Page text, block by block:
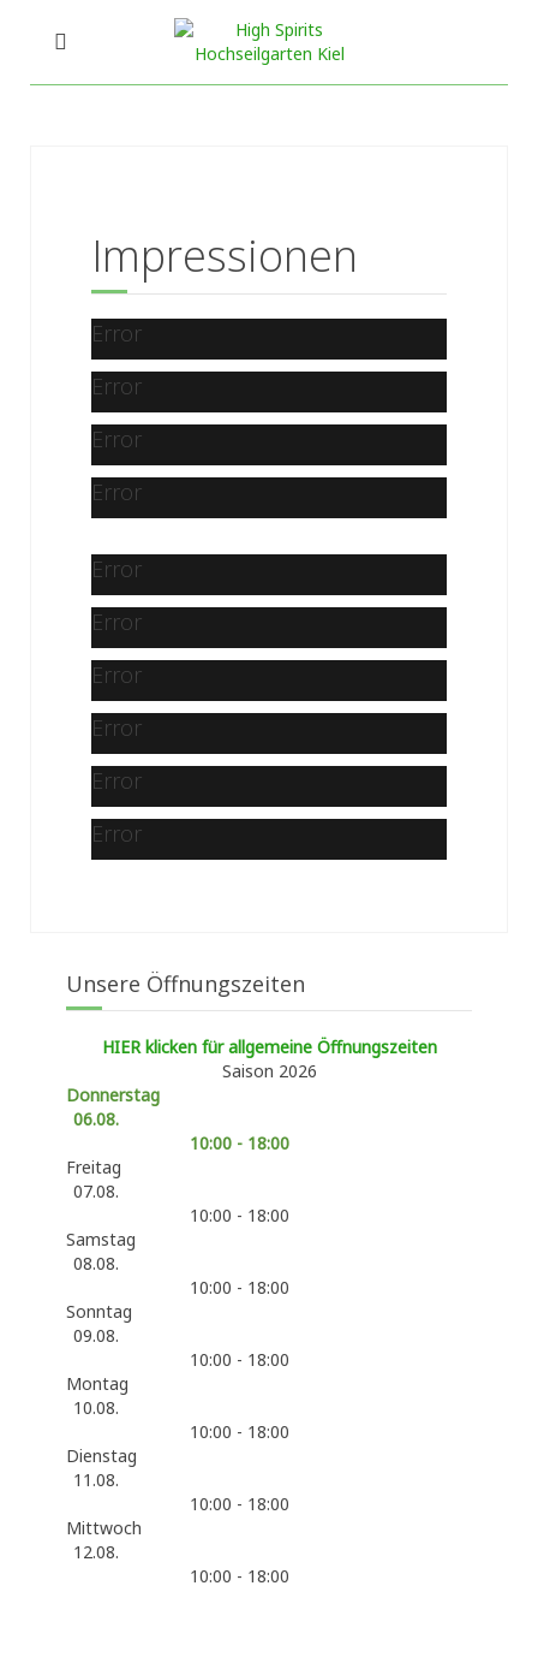
Impressionen
Error
Error
Error
Error
Error
Error
Error
Error
Error
Error
Unsere Öffnungszeiten
HIER klicken für allgemeine Öffnungszeiten
Saison 2026
Donnerstag
06.08.
10:00 - 18:00
Freitag
07.08.
10:00 - 18:00
Samstag
08.08.
10:00 - 18:00
Sonntag
09.08.
10:00 - 18:00
Montag
10.08.
10:00 - 18:00
Dienstag
11.08.
10:00 - 18:00
Mittwoch
12.08.
10:00 - 18:00